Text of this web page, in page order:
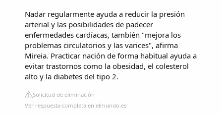
Nadar regularmente ayuda a reducir la presión
arterial y las posibilidades de padecer
enfermedades cardíacas, también "mejora los
problemas circulatorios y las varices", afirma
Mireia. Practicar nación de forma habitual ayuda a
evitar trastornos como la obesidad, el colesterol
alto y la diabetes del tipo 2.
Solicitud de eliminación
Ver respuesta completa en elmundo.es